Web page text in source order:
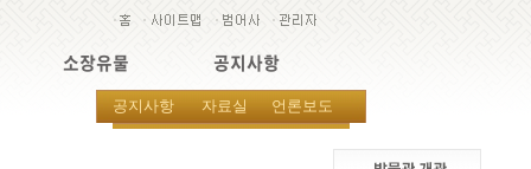
소장유물 공지사항
공지사항 자료실 언론보도